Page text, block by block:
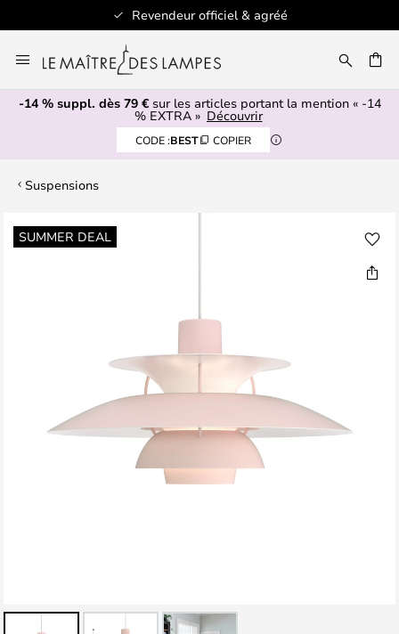
Revendeur officiel & agréé
au
contenu
-14 % suppl. dès 79 €sur les articles portant la mention « -14
% EXTRA » Découvrir
CODE :BEST COPIER
Suspensions
SUMMER DEAL
Skip
to